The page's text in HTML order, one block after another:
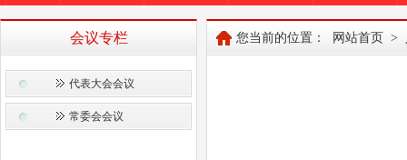
会议专栏
代表大会会议
常委会会议
您当前的位置： 网站首页 >